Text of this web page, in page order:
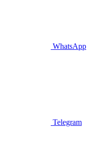
WhatsApp
Telegram